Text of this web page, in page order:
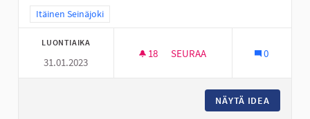
Rajaa tulokset teeman mukaan: Itäinen Seinäjoki
Itäinen Seinäjoki
LUONTIAIKA
31.01.2023
18 18 SEURAAJAA
SEURAA 0
NÄYTÄ IDEA